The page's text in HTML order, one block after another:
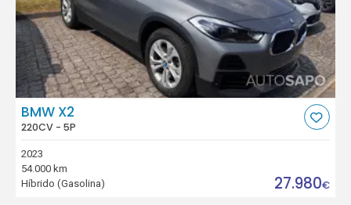
BMW X2
220CV - 5P
2023
54.000 km
Híbrido (Gasolina)
27.980€